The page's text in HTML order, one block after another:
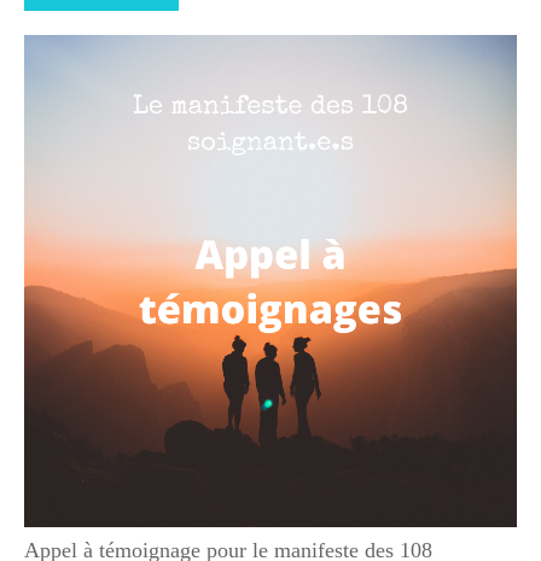
Appel à témoignage pour le manifeste des 108